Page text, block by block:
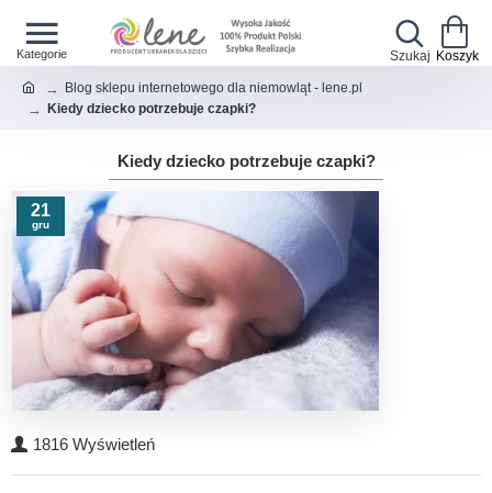
Blog sklepu internetowego dla niemowląt - lene.pl
Kiedy dziecko potrzebuje czapki?
Kiedy dziecko potrzebuje czapki?
21
gru
1816 Wyświetleń